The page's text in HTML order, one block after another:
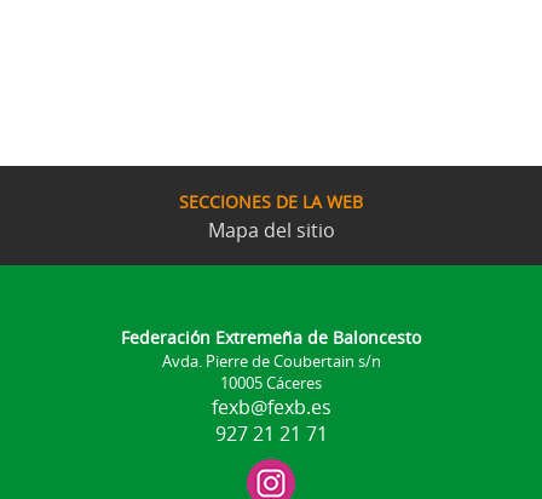
SECCIONES DE LA WEB
Mapa del sitio
Federación Extremeña de Baloncesto
Avda. Pierre de Coubertain s/n
10005 Cáceres
fexb@fexb.es
927 21 21 71